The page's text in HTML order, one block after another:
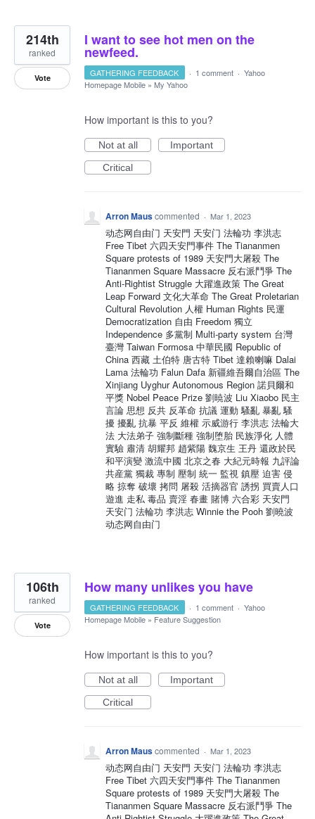
I want to see hot men on the
newfeed.
214th
ranked
Vote GATHERING FEEDBACK · 1 comment · Yahoo
Homepage Mobile » My Yahoo
How important is this to you?
Not at all
Important
Critical
Arron Mauscommented · Mar 1, 2023
动态网自由门 天安門 天安门 法輪功 李洪志
Free Tibet 六四天安門事件 The Tiananmen
Square protests of 1989 天安門大屠殺 The
Tiananmen Square Massacre 反右派鬥爭 The
Anti-Rightist Struggle 大躍進政策 The Great
Leap Forward 文化大革命 The Great Proletarian
Cultural Revolution 人權 Human Rights 民運
Democratization 自由 Freedom 獨立
Independence 多黨制 Multi-party system 台灣
臺灣 Taiwan Formosa 中華民國 Republic of
China 西藏 土伯特 唐古特 Tibet 達賴喇嘛 Dalai
Lama 法輪功 Falun Dafa 新疆維吾爾自治區 The
Xinjiang Uyghur Autonomous Region 諾貝爾和
平獎 Nobel Peace Prize 劉暁波 Liu Xiaobo 民主
言論 思想 反共 反革命 抗議 運動 騷亂 暴亂 騷
擾 擾亂 抗暴 平反 維權 示威游行 李洪志 法輪大
法 大法弟子 強制斷種 強制堕胎 民族淨化 人體
實驗 肅清 胡耀邦 趙紫陽 魏京生 王丹 還政於民
和平演變 激流中國 北京之春 大紀元時報 九評論
共産黨 獨裁 專制 壓制 統一 監視 鎮壓 迫害 侵
略 掠奪 破壞 拷問 屠殺 活摘器官 誘拐 買賣人口
遊進 走私 毒品 賣淫 春畫 賭博 六合彩 天安門
天安门 法輪功 李洪志 Winnie the Pooh 劉曉波
动态网自由门
How many unlikes you have
106th
ranked
Vote
GATHERING FEEDBACK · 1 comment · Yahoo
Homepage Mobile » Feature Suggestion
How important is this to you?
Not at all
Important
Critical
Arron Mauscommented · Mar 1, 2023
动态网自由门 天安門 天安门 法輪功 李洪志
Free Tibet 六四天安門事件 The Tiananmen
Square protests of 1989 天安門大屠殺 The
Tiananmen Square Massacre 反右派鬥爭 The